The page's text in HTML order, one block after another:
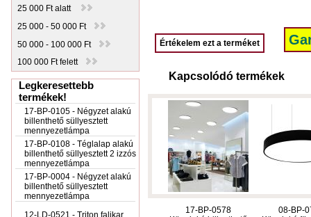
25 000 Ft alatt
25 000 - 50 000 Ft
50 000 - 100 000 Ft
100 000 Ft felett
Legkeresettebb
termékek!
17-BP-0105 - Négyzet alakú
billenthető süllyesztett
mennyezetlámpa
17-BP-0108 - Téglalap alakú
billenthető süllyesztett 2 izzós
mennyezetlámpa
17-BP-0004 - Négyzet alakú
billenthető süllyesztett
mennyezetlámpa
12-LD-0521 - Triton falikar
Értékelem ezt a terméket
Kapcsolódó termékek
17-BP-0578
08-BP-